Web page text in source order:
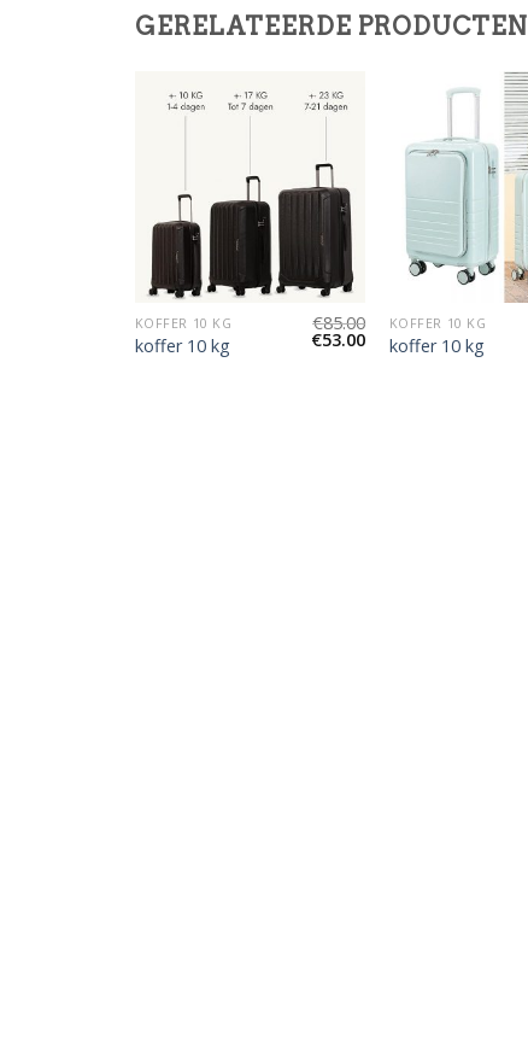
GERELATEERDE PRODUCTEN
KOFFER 10 KG
koffer 10 kg
€85.00
€53.00
KOFFER 10 KG
koffer 10 kg